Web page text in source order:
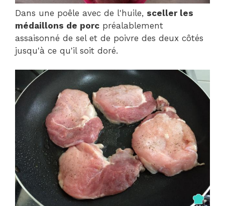
Dans une poêle avec de l'huile, sceller les
médaillons de porc préalablement
assaisonné de sel et de poivre des deux côtés
jusqu'à ce qu'il soit doré.